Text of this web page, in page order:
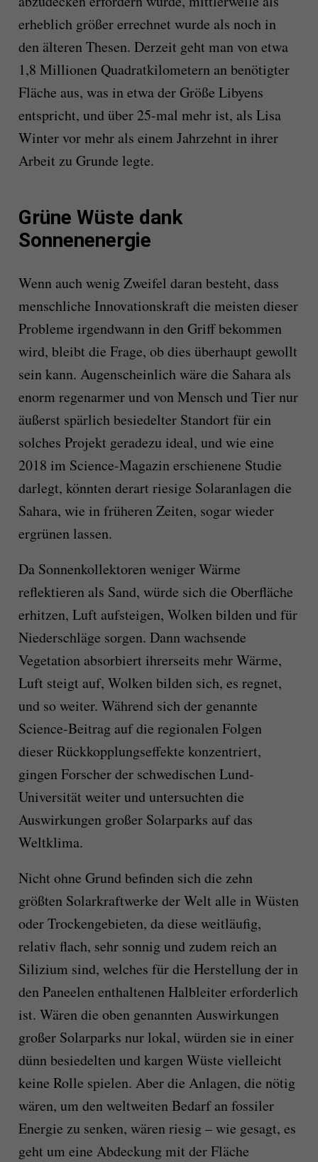
erheblich größer errechnet wurde als noch in
den älteren Thesen. Derzeit geht man von etwa
1,8 Millionen Quadratkilometern an benötigter
Fläche aus, was in etwa der Größe Libyens
entspricht, und über 25-mal mehr ist, als Lisa
Winter vor mehr als einem Jahrzehnt in ihrer
Arbeit zu Grunde legte.
Grüne Wüste dank
Sonnenenergie
Wenn auch wenig Zweifel daran besteht, dass
menschliche Innovationskraft die meisten dieser
Probleme irgendwann in den Griff bekommen
wird, bleibt die Frage, ob dies überhaupt gewollt
sein kann. Augenscheinlich wäre die Sahara als
enorm regenarmer und von Mensch und Tier nur
äußerst spärlich besiedelter Standort für ein
solches Projekt geradezu ideal, und wie eine
2018 im Science-Magazin erschienene Studie
darlegt, könnten derart riesige Solaranlagen die
Sahara, wie in früheren Zeiten, sogar wieder
ergrünen lassen.
Da Sonnenkollektoren weniger Wärme
reflektieren als Sand, würde sich die Oberfläche
erhitzen, Luft aufsteigen, Wolken bilden und für
Niederschläge sorgen. Dann wachsende
Vegetation absorbiert ihrerseits mehr Wärme,
Luft steigt auf, Wolken bilden sich, es regnet,
und so weiter. Während sich der genannte
Science-Beitrag auf die regionalen Folgen
dieser Rückkopplungseffekte konzentriert,
gingen Forscher der schwedischen Lund-
Universität weiter und untersuchten die
Auswirkungen großer Solarparks auf das
Weltklima.
Nicht ohne Grund befinden sich die zehn
größten Solarkraftwerke der Welt alle in Wüsten
oder Trockengebieten, da diese weitläufig,
relativ flach, sehr sonnig und zudem reich an
Silizium sind, welches für die Herstellung der in
den Paneelen enthaltenen Halbleiter erforderlich
ist. Wären die oben genannten Auswirkungen
großer Solarparks nur lokal, würden sie in einer
dünn besiedelten und kargen Wüste vielleicht
keine Rolle spielen. Aber die Anlagen, die nötig
wären, um den weltweiten Bedarf an fossiler
Energie zu senken, wären riesig – wie gesagt, es
geht um eine Abdeckung mit der Fläche